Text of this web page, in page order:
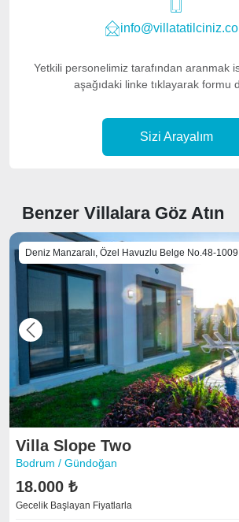
Yetkili personelimiz tarafından aranmak
aşağıdaki linke tıklayarak formu
Sizi Arayalım
Benzer Villalara Göz Atın
Previous
Deniz Manzaralı, Özel Havuzlu Belge No.48-1009
Villa Slope Two
Bodrum / Gündoğan
18.000 ₺
Gecelik Başlayan Fiyatlarla